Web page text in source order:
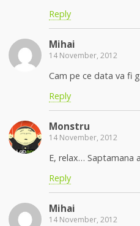
Reply
Mihai
14 November, 2012
Cam pe ce data va fi
Reply
Monstru
14 November, 2012
E, relax… Saptamana
Reply
Mihai
14 November, 2012